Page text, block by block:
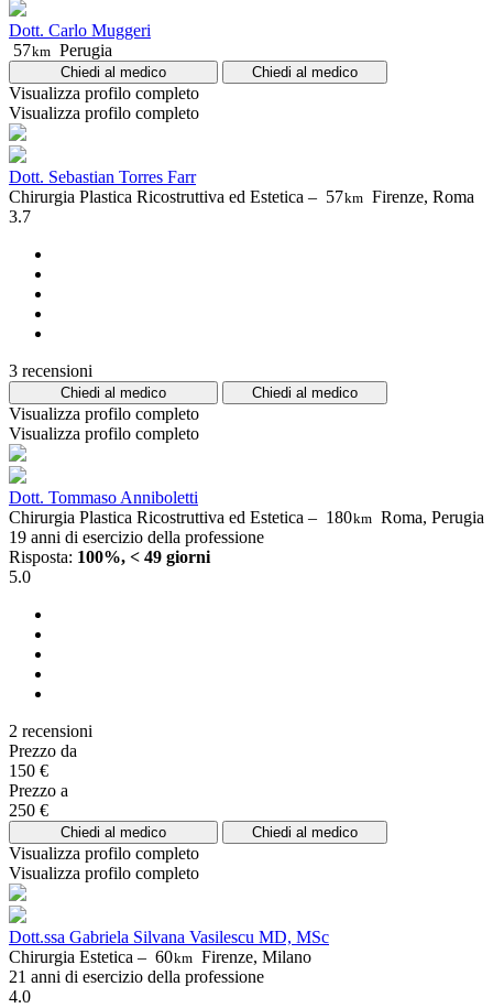
Dott. Carlo Muggeri
57km Perugia
Chiedi al medico Chiedi al medico
Visualizza profilo completo
Visualizza profilo completo
Dott. Sebastian Torres Farr
Chirurgia Plastica Ricostruttiva ed Estetica – 57km Firenze, Roma
3.7
3 recensioni
Chiedi al medico Chiedi al medico
Visualizza profilo completo
Visualizza profilo completo
Dott. Tommaso Anniboletti
Chirurgia Plastica Ricostruttiva ed Estetica – 180km Roma, Perugia
19 anni di esercizio della professione
Risposta: 100%, < 49 giorni
5.0
2 recensioni
Prezzo da
150 €
Prezzo a
250 €
Chiedi al medico Chiedi al medico
Visualizza profilo completo
Visualizza profilo completo
Dott.ssa Gabriela Silvana Vasilescu MD, MSc
Chirurgia Estetica – 60km Firenze, Milano
21 anni di esercizio della professione
4.0